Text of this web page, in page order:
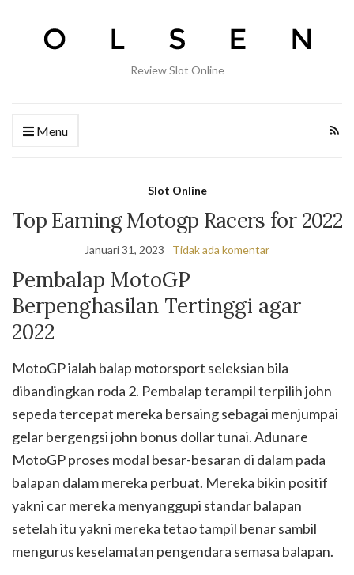
Review Slot Online
Menu
Slot Online
Top Earning Motogp Racers for 2022
Januari 31, 2023 Tidak ada komentar
Pembalap MotoGP
Berpenghasilan Tertinggi agar
2022
MotoGP ialah balap motorsport seleksian bila
dibandingkan roda 2. Pembalap terampil terpilih john
sepeda tercepat mereka bersaing sebagai menjumpai
gelar bergengsi john bonus dollar tunai. Adunare
MotoGP proses modal besar-besaran di dalam pada
balapan dalam mereka perbuat. Mereka bikin positif
yakni car mereka menyanggupi standar balapan
setelah itu yakni mereka tetao tampil benar sambil
mengurus keselamatan pengendara semasa balapan.